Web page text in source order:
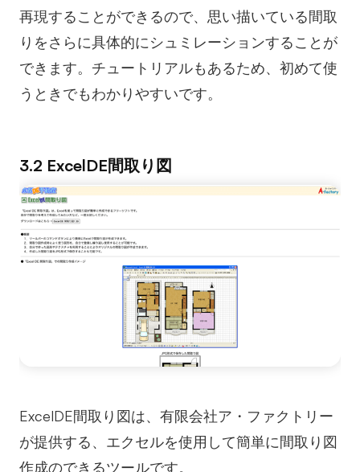
再現することができるので、思い描いている間取
りをさらに具体的にシュミレーションすることが
できます。チュートリアルもあるため、初めて使
うときでもわかりやすいです。
3.2 ExcelDE間取り図
ExcelDE間取り図は、有限会社ア・ファクトリー
が提供する、エクセルを使用して簡単に間取り図
作成のできるツールです。